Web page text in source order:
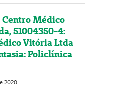
Centro Médico
51004350-4:
Vitória Ltda
Policlínica
2020